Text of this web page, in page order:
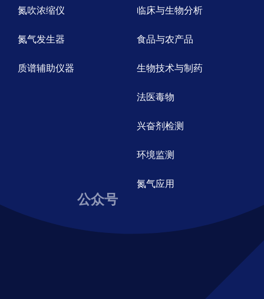
氮吹浓缩仪
氮气发生器
质谱辅助仪器
临床与生物分析
食品与农产品
生物技术与制药
法医毒物
兴奋剂检测
环境监测
氮气应用
公众号